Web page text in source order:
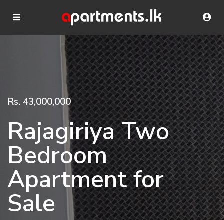
Rs. 43,000,000
Rajagiriya Two
Bedroom
Apartment for
Sale